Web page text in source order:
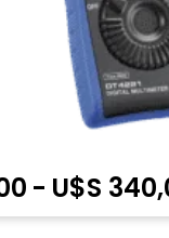
- U$S